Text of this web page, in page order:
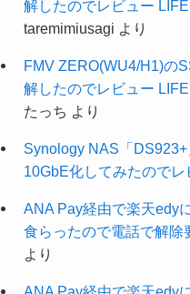
解したのでレビュー
taremimiusagi より
FMV ZERO(WU4/H1)の
解したのでレビュー
たっち より
Synology NAS「
10GbE化してみたのでレ
ANA Pay経由で楽天edy
食らったので電話で解除
より